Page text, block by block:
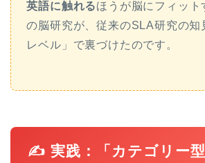
英語に触れるほうが脳にフィット
の脳研究が、従来のSLA研究の知
レベル」で裏づけたのです。
✍️ 実践：「カテゴリー